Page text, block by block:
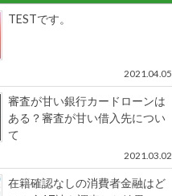
TESTです。
2021.04.05
審査が甘い銀行カードローンは
ある？審査が甘い借入先につい
て
2021.03.02
在籍確認なしの消費者金融はど